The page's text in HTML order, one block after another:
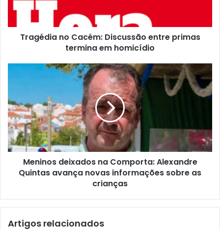
Tragédia no Cacém: Discussão entre primas
termina em homicídio
Meninos deixados na Comporta: Alexandre
Quintas avança novas informações sobre as
crianças
Artigos relacionados